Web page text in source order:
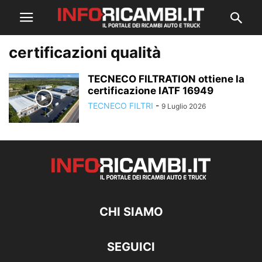
certificazioni qualità
TECNECO FILTRATION ottiene la
certificazione IATF 16949
TECNECO FILTRI - 9 Luglio 2026
CHI SIAMO
SEGUICI